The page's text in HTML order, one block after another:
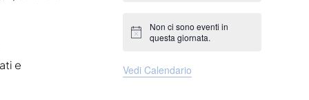
e
Notice
Non ci sono eventi in
questa giornata.
Vedi Calendario